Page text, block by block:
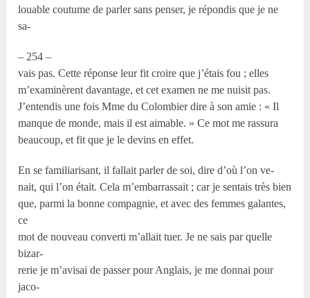
louable coutume de parler sans penser, je répondis que je ne
sa-
– 254 –
vais pas. Cette réponse leur fit croire que j’étais fou ; elles
m’examinèrent davantage, et cet examen ne me nuisit pas.
J’entendis une fois Mme du Colombier dire à son amie : « Il
manque de monde, mais il est aimable. » Ce mot me rassura
beaucoup, et fit que je le devins en effet.
En se familiarisant, il fallait parler de soi, dire d’où l’on ve-
nait, qui l’on était. Cela m’embarrassait ; car je sentais très bien
que, parmi la bonne compagnie, et avec des femmes galantes,
ce
mot de nouveau converti m’allait tuer. Je ne sais par quelle
bizar-
rerie je m’avisai de passer pour Anglais, je me donnai pour
jaco-